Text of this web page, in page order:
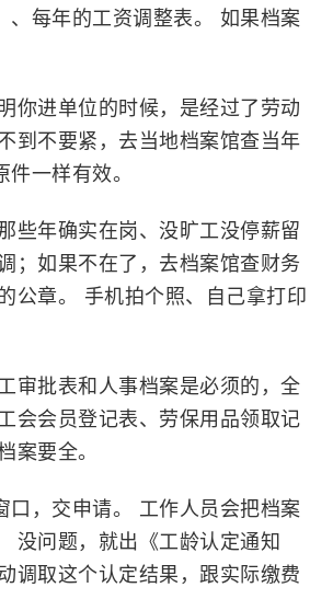
每年的工资调整表。 如果档案
你进单位的时候，是经过了劳动
到不要紧，去当地档案馆查当年
一样有效。
些年确实在岗、没旷工没停薪留
；如果不在了，去档案馆查财务
公章。 手机拍个照、自己拿打印
审批表和人事档案是必须的，全
会会员登记表、劳保用品领取记
案要全。
，交申请。 工作人员会把档案
没问题，就出《工龄认定通知
调取这个认定结果，跟实际缴费